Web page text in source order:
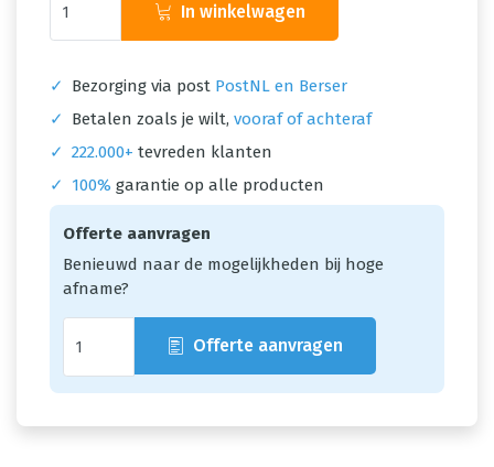
In winkelwagen
✓ Bezorging via post PostNL en Berser
✓
Betalen zoals je wilt, vooraf of achteraf
✓ 222.000+ tevreden klanten
✓
100% garantie op alle producten
Offerte aanvragen
Benieuwd naar de mogelijkheden bij hoge
afname?
Offerte aanvragen